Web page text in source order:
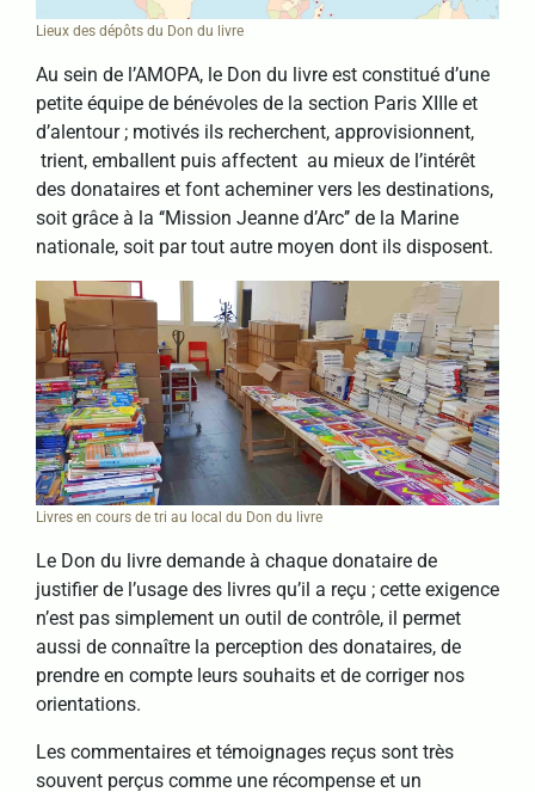
Lieux des dépôts du Don du livre
Au sein de l’AMOPA, le Don du livre est constitué d’une
petite équipe de bénévoles de la section Paris XIIIe et
d’alentour ; motivés ils recherchent, approvisionnent,
trient, emballent puis affectent au mieux de l’intérêt
des donataires et font acheminer vers les destinations,
soit grâce à la ‘‘Mission Jeanne d’Arc’’ de la Marine
nationale, soit par tout autre moyen dont ils disposent.
Livres en cours de tri au local du Don du livre
Le Don du livre demande à chaque donataire de
justifier de l’usage des livres qu’il a reçu ; cette exigence
n’est pas simplement un outil de contrôle, il permet
aussi de connaître la perception des donataires, de
prendre en compte leurs souhaits et de corriger nos
orientations.
Les commentaires et témoignages reçus sont très
souvent perçus comme une récompense et un